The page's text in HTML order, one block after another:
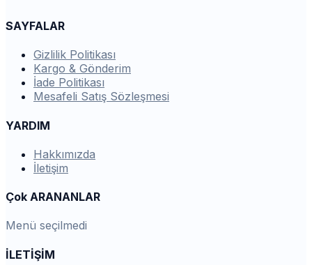
SAYFALAR
Gizlilik Politikası
Kargo & Gönderim
İade Politikası
Mesafeli Satış Sözleşmesi
YARDIM
Hakkımızda
İletişim
Çok ARANANLAR
Menü seçilmedi
İLETİŞİM